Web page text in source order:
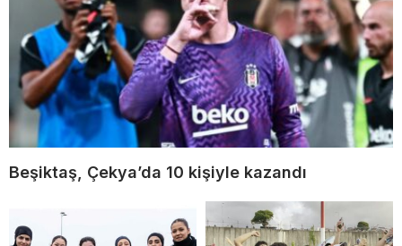
Beşiktaş, Çekya’da 10 kişiyle kazandı